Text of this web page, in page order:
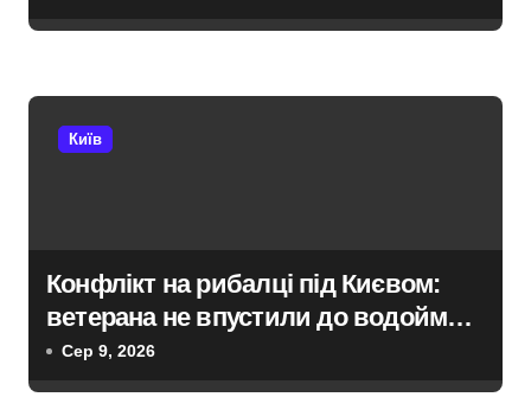
Київ
Конфлікт на рибалці під Києвом:
ветерана не впустили до водойми в
Княжичах
Сер 9, 2026